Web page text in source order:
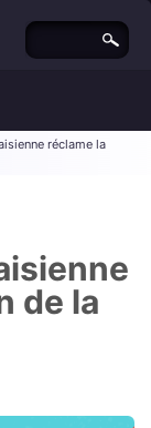
réclame la
de la